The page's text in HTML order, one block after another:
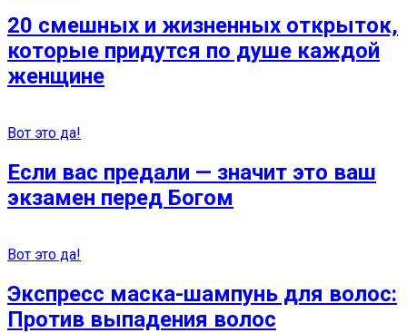
20 смешных и жизненных открыток,
которые придутся по душе каждой
женщине
Вот это да!
Если вас предали — значит это ваш
экзамен перед Богом
Вот это да!
Экспресс маска-шампунь для волос:
Против выпадения волос